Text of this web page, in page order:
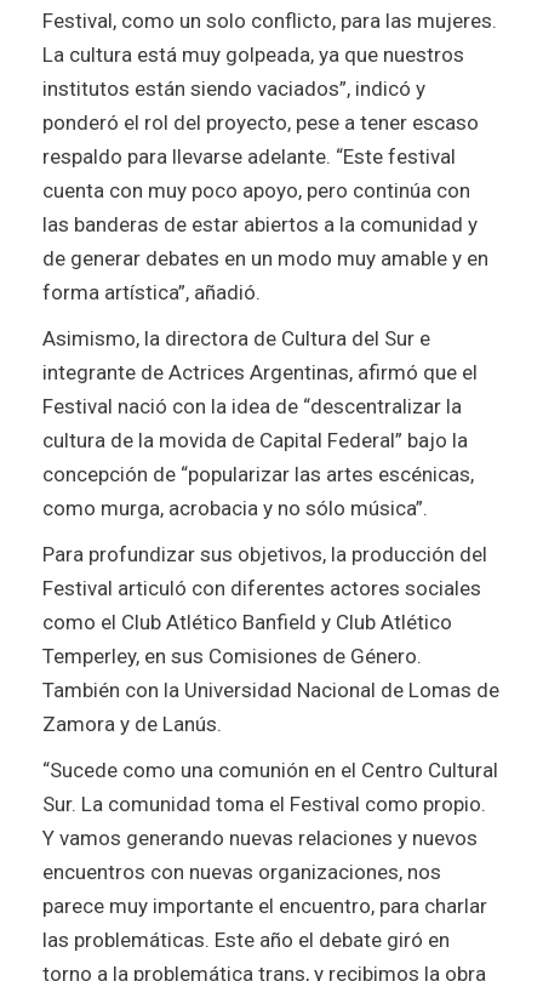
Festival, como un solo conflicto, para las mujeres.
La cultura está muy golpeada, ya que nuestros
institutos están siendo vaciados”, indicó y
ponderó el rol del proyecto, pese a tener escaso
respaldo para llevarse adelante. “Este festival
cuenta con muy poco apoyo, pero continúa con
las banderas de estar abiertos a la comunidad y
de generar debates en un modo muy amable y en
forma artística”, añadió.
Asimismo, la directora de Cultura del Sur e
integrante de Actrices Argentinas, afirmó que el
Festival nació con la idea de “descentralizar la
cultura de la movida de Capital Federal” bajo la
concepción de “popularizar las artes escénicas,
como murga, acrobacia y no sólo música”.
Para profundizar sus objetivos, la producción del
Festival articuló con diferentes actores sociales
como el Club Atlético Banfield y Club Atlético
Temperley, en sus Comisiones de Género.
También con la Universidad Nacional de Lomas de
Zamora y de Lanús.
“Sucede como una comunión en el Centro Cultural
Sur. La comunidad toma el Festival como propio.
Y vamos generando nuevas relaciones y nuevos
encuentros con nuevas organizaciones, nos
parece muy importante el encuentro, para charlar
las problemáticas. Este año el debate giró en
torno a la problemática trans, y recibimos la obra